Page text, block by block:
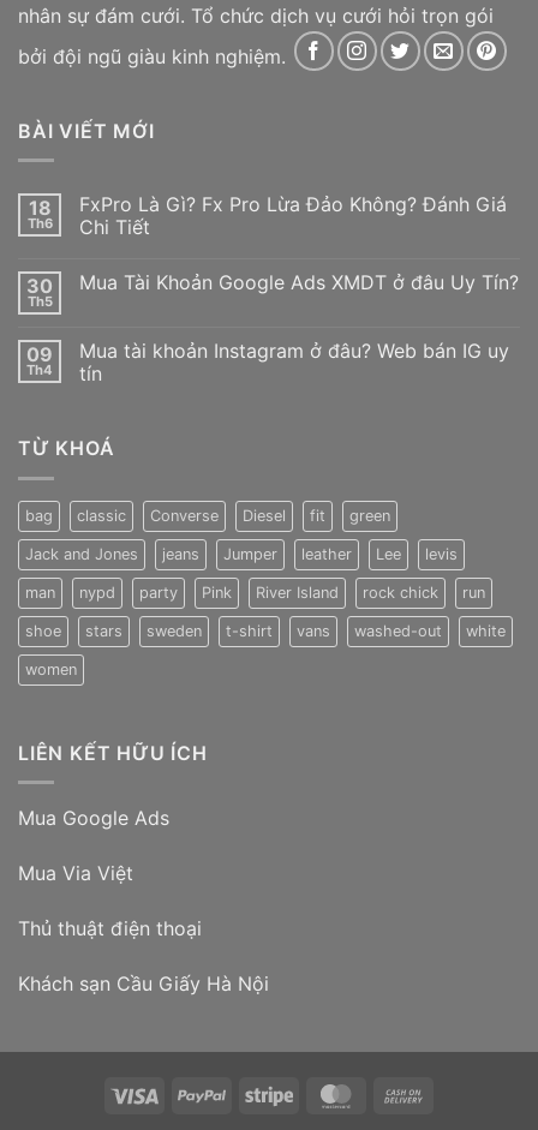
nhân sự đám cưới. Tổ chức dịch vụ cưới hỏi trọn gói
bởi đội ngũ giàu kinh nghiệm.
BÀI VIẾT MỚI
18
Th6
FxPro Là Gì? Fx Pro Lừa Đảo Không? Đánh Giá
Chi Tiết
bình
Là
Gì?
Fx
Không?
Đánh
Tiết
30
Th5
Mua Tài Khoản Google Ads XMDT ở đâu Uy Tín?
luận
ở
Mua
Ads
Uy
Tín?
09
Th4
Mua tài khoản Instagram ở đâu? Web bán IG uy
tín
luận
ở
khoản
Instagram
ở
đâu?
Web
IG
uy
tín
TỪ KHOÁ
bag classic Converse Diesel fit green
Jack and Jones jeans Jumper leather Lee levis
man nypd party Pink River Island rock chick run
shoe stars sweden t-shirt vans washed-out white
women
LIÊN KẾT HỮU ÍCH
Mua Google Ads
Mua Via Việt
Thủ thuật điện thoại
Khách sạn Cầu Giấy Hà Nội
Visa PayPal Stripe MasterCard